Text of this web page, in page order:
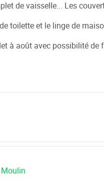
de vaisselle... Les
toilette et le linge de
à août avec possibilité de